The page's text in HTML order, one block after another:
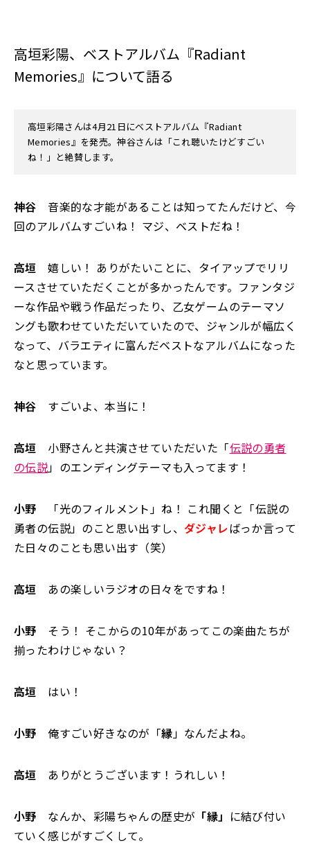
高垣彩陽、ベストアルバム『Radiant
Memories』について語る
高垣彩陽さんは4月21日にベストアルバム『Radiant
Memories』を発売。神谷さんは「これ聴いたけどすごい
ね！」と絶賛します。
神谷 音楽的な才能があることは知ってたんだけど、今
回のアルバムすごいね！ マジ、ベストだね！
高垣 嬉しい！ ありがたいことに、タイアップでリリ
ースさせていただくことが多かったんです。ファンタジ
ーな作品や戦う作品だったり、乙女ゲームのテーマソ
ングも歌わせていただいていたので、ジャンルが幅広く
なって、バラエティに富んだベストなアルバムになった
なと思っています。
神谷 すごいよ、本当に！
高垣 小野さんと共演させていただいた「伝説の勇者
の伝説」のエンディングテーマも入ってます！
小野 「光のフィルメント」ね！ これ聞くと「伝説の
勇者の伝説」のこと思い出すし、 ダジャレばっか言って
た日々のことも思い出す（笑）
高垣 あの楽しいラジオの日々をですね！
小野 そう！ そこからの10年があってこの楽曲たちが
揃ったわけじゃない？
高垣 はい！
小野 俺すごい好きなのが「縁」なんだよね。
高垣 ありがとうございます！うれしい！
小野 なんか、彩陽ちゃんの歴史が 「縁」 に結び付い
ていく感じがすごくして。